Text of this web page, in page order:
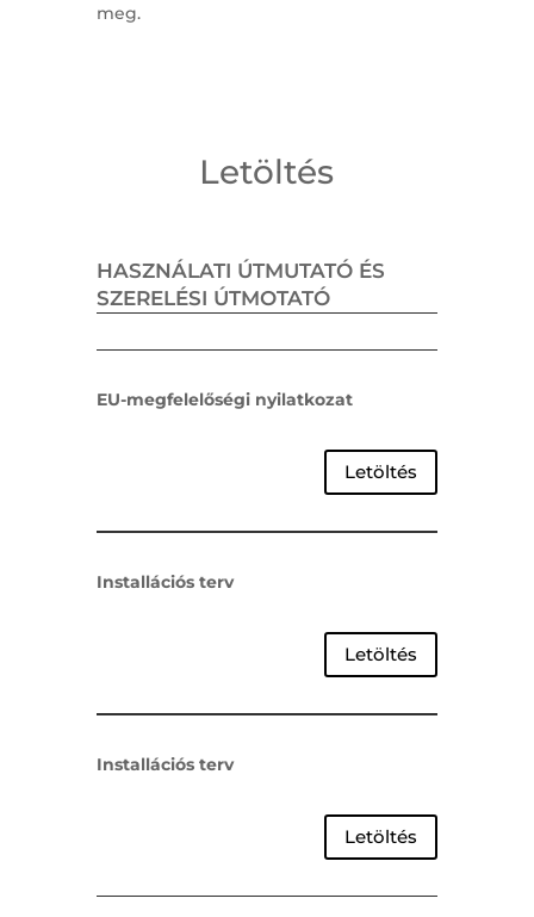
meg.
Letöltés
HASZNÁLATI ÚTMUTATÓ ÉS
SZERELÉSI ÚTMOTATÓ
EU-megfelelőségi nyilatkozat
Letöltés
Installációs terv
Letöltés
Installációs terv
Letöltés